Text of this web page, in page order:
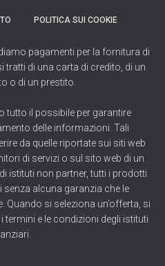
POLITICA SUI COOKIE
pagamenti per la fornitura di
di una carta di credito, di un
o di un prestito.
tutto il possibile per garantire
delle informazioni. Tali
da quelle riportate sui siti web
di servizi o sul sito web di un
istituti non partner, tutti i prodotti
alcuna garanzia che le
si seleziona un’offerta, si
termini e le condizioni degli istituti